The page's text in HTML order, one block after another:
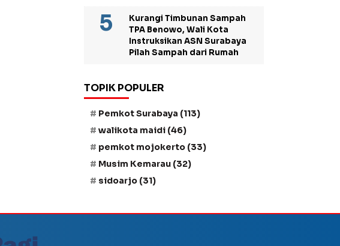
Kurangi Timbunan Sampah
TPA Benowo, Wali Kota
Instruksikan ASN Surabaya
Pilah Sampah dari Rumah
TOPIK POPULER
Pemkot Surabaya (113)
walikota maidi (46)
pemkot mojokerto (33)
Musim Kemarau (32)
sidoarjo (31)